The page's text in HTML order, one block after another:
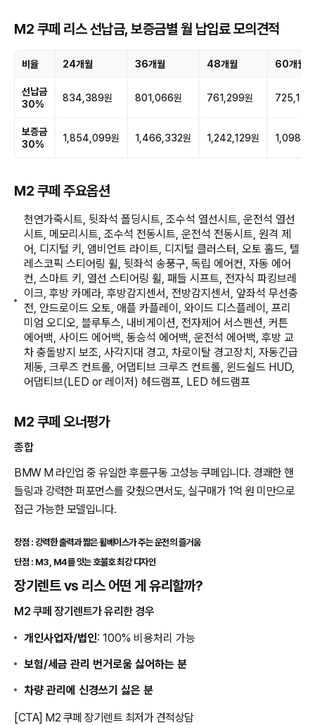
M2 쿠페 리스 선납금, 보증금별 월 납입료 모의견적
비율 24개월 36개월 48개월 60개월
선납금
30%
834,389원 801,066원 761,299원 725,199
보증금
30%
1,854,099원 1,466,332원 1,242,129원
M2 쿠페 주요옵션
천연가죽시트, 뒷좌석 폴딩시트, 조수석 열선시트, 운전석 열선
시트, 메모리시트, 조수석 전동시트, 운전석 전동시트, 원격 제
어, 디지털 키, 앰비언트 라이트, 디지털 클러스터, 오토 홀드, 텔
레스코픽 스티어링 휠, 뒷좌석 송풍구, 독립 에어컨, 자동 에어
컨, 스마트 키, 열선 스티어링 휠, 패들 시프트, 전자식 파킹브레
이크, 후방 카메라, 후방감지센서, 전방감지센서, 앞좌석 무선충
전, 안드로이드 오토, 애플 카플레이, 와이드 디스플레이, 프리
미엄 오디오, 블루투스, 내비게이션, 전자제어 서스펜션, 커튼
에어백, 사이드 에어백, 동승석 에어백, 운전석 에어백, 후방 교
차 충돌방지 보조, 사각지대 경고, 차로이탈 경고장치, 자동긴급
제동, 크루즈 컨트롤, 어댑티브 크루즈 컨트롤, 윈드쉴드 HUD,
어댑티브(LED or 레이저) 헤드램프, LED 헤드램프
M2 쿠페 오너평가
종합
BMW M 라인업 중 유일한 후륜구동 고성능 쿠페입니다. 경쾌한 핸
들링과 강력한 퍼포먼스를 갖췄으면서도, 실구매가 1억 원 미만으로
접근 가능한 모델입니다.
장점 : 강력한 출력과 짧은 휠베이스가 주는 운전의 즐거움
단점 : M3, M4를 잇는 호불호 최강 디자인
장기렌트 vs 리스 어떤 게 유리할까?
M2 쿠페 장기렌트가 유리한 경우
개인사업자/법인: 100% 비용처리 가능
보험/세금 관리 번거로움 싫어하는 분
차량 관리에 신경쓰기 싫은 분
[CTA] M2 쿠페 장기렌트 최저가 견적상담